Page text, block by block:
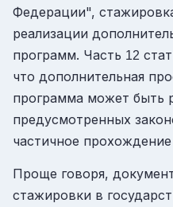
Федерации",
реализации
программ. Часть 12
что дополнительная
программа может быть
предусмотренных
частичное
Проще говоря,
стажировки в